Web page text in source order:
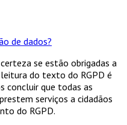
se estão obrigadas a
leitura do texto do RGPD é
concluir que todas as
serviços a cidadãos
do RGPD.